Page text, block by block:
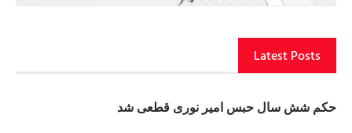
Latest Posts
حکم شش سال حبس امیر نوری قطعی شد